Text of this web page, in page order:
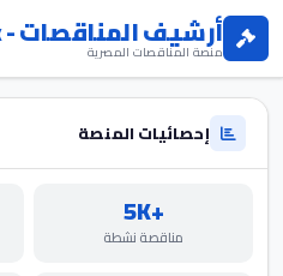
أرشيف المناقصات - BidBook
منصة المناقصات المصرية
إحصائيات المنصة
+5K
مناقصة نشطة